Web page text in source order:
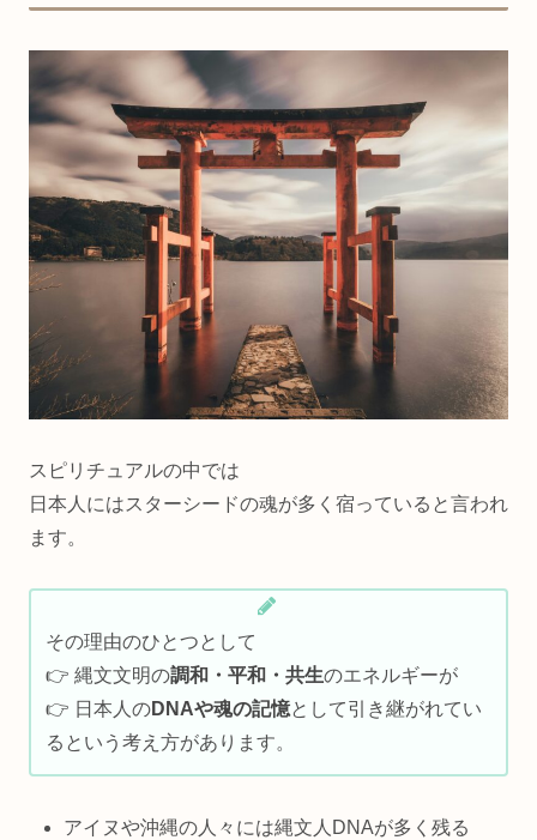
スピリチュアルの中では
日本人にはスターシードの魂が多く宿っていると言われ
ます。
その理由のひとつとして
👉 縄文文明の調和・平和・共生のエネルギーが
👉 日本人のDNAや魂の記憶として引き継がれてい
るという考え方があります。
アイヌや沖縄の人々には縄文人DNAが多く残る